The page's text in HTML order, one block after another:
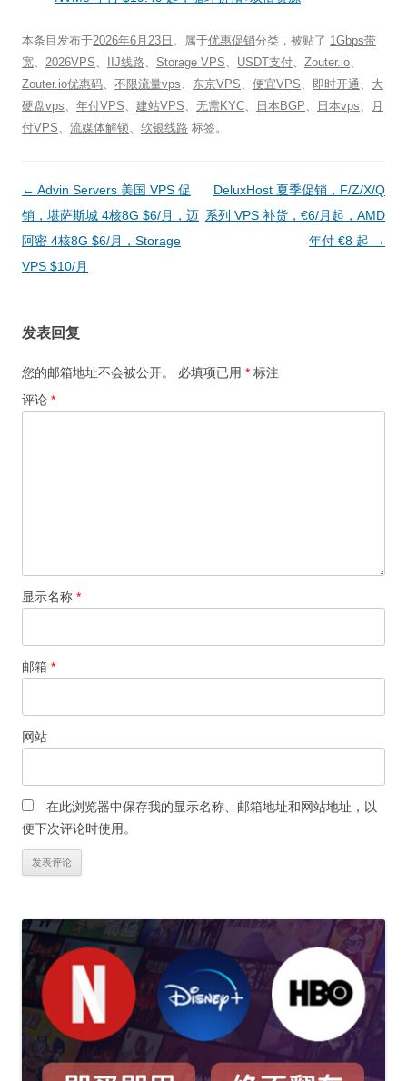
本条目发布于2026年6月23日 。属于优惠促销分类，被贴了 1Gbps带
宽
2026VPS IIJ线路 Storage VPS USDT支付 Zouter.io
Zouter.io优惠码
不限流量vps 东京VPS 便宜VPS 即时开通
大
硬盘vps
年付VPS 建站VPS 无需KYC 日本BGP 日本vps
月
付VPS
流媒体解锁 软银线路 标签。
文
章
导
航
← Advin Servers 美国 VPS 促
销，堪萨斯城 4核8G $6/月，迈
阿密 4核8G $6/月，Storage
VPS $10/月
DeluxHost 夏季促销，F/Z/X/Q
系列 VPS 补货，€6/月起，AMD
年付 €8 起 →
发表回复
您的邮箱地址不会被公开。 必填项已用 * 标注
评论 *
显示名称 *
邮箱 *
网站
在此浏览器中保存我的显示名称、邮箱地址和网站地址，以
便下次评论时使用。